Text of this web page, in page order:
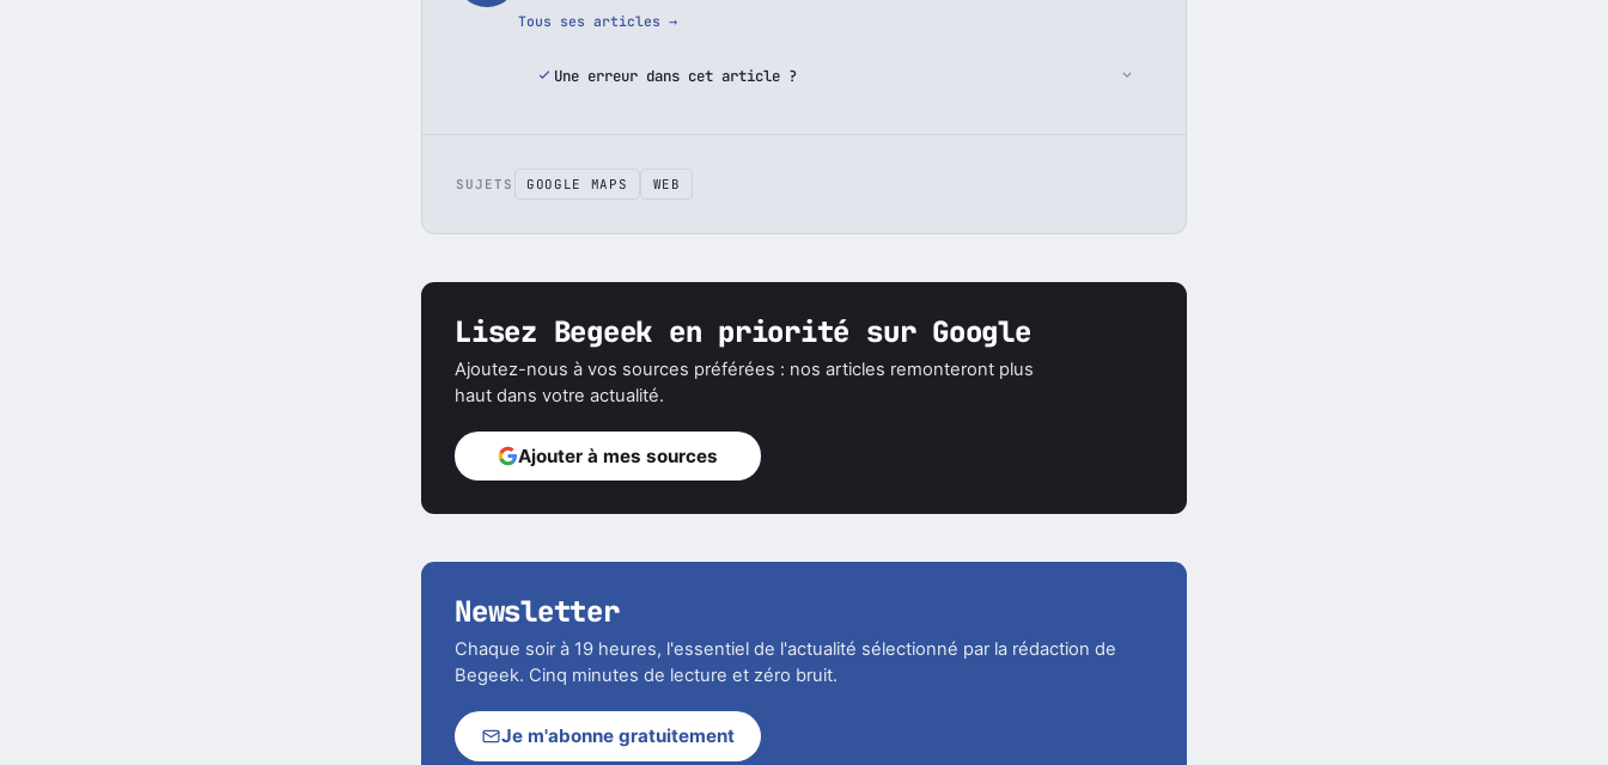
Tous ses articles →
Une erreur dans cet article ?
SUJETS GOOGLE MAPS WEB
Lisez Begeek en priorité sur Google
Ajoutez-nous à vos sources préférées : nos articles remonteront plus
haut dans votre actualité.
Ajouter à mes sources
Newsletter
Chaque soir à 19 heures, l'essentiel de l'actualité sélectionné par la rédaction de
Begeek. Cinq minutes de lecture et zéro bruit.
Je m'abonne gratuitement